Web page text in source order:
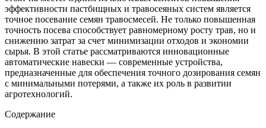
эффективности пастбищных и травосеяных систем является
точное посевание семян травосмесей. Не только повышенная
точность посева способствует равномерному росту трав, но и
снижению затрат за счет минимизации отходов и экономии
сырья. В этой статье рассматриваются инновационные
автоматические навески — современные устройства,
предназначенные для обеспечения точного дозирования семян
с минимальными потерями, а также их роль в развитии
агротехнологий.
Содержание